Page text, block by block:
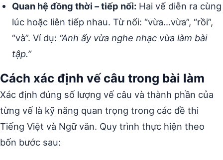
Quan hệ đồng thời – tiếp nối: Hai vế diễn ra cùng
lúc hoặc liên tiếp nhau. Từ nối: “vừa…vừa”, “rồi”,
“và”. Ví dụ: “Anh ấy vừa nghe nhạc vừa làm bài
tập.”
Cách xác định vế câu trong bài làm
Xác định đúng số lượng vế câu và thành phần của
từng vế là kỹ năng quan trọng trong các đề thi
Tiếng Việt và Ngữ văn. Quy trình thực hiện theo
bốn bước sau: